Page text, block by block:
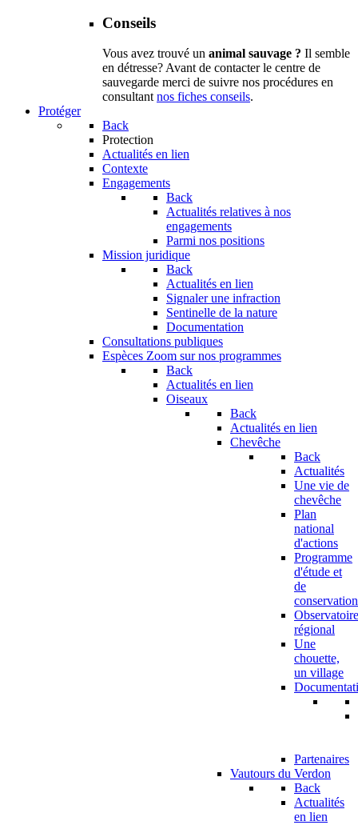
Conseils
Vous avez trouvé un animal sauvage ? Il semble
en détresse? Avant de contacter le centre de
sauvegarde merci de suivre nos procédures en
consultantnos fiches conseils.
Protéger
Back
Protection
Actualités en lien
Contexte
Engagements
Back
Actualités relatives à nos
engagements
Parmi nos positions
Mission juridique
Back
Actualités en lien
Signaler une infraction
Sentinelle de la nature
Documentation
Consultations publiques
Espèces Zoom sur nos programmes
Back
Actualités en lien
Oiseaux
Back
Actualités en lien
Chevêche
Back
Actualités
Une vie de
chevêche
Plan
national
d'actions
Programme
d'étude et
de
conservation
Observatoire
régional
Une
chouette,
un village
Partenaires
Vautours du Verdon
Back
Actualités
en lien